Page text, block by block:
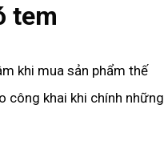
tem
khi mua sản phẩm thế
công khai khi chính những